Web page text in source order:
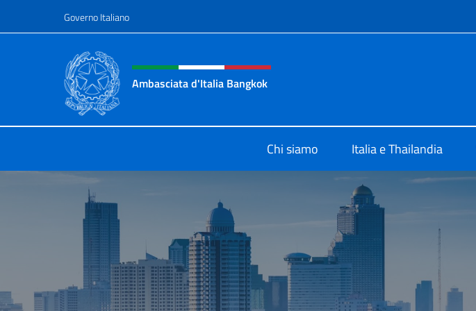
Governo Italiano
Intestazione sito, social e menù
Ambasciata d'Italia Bangkok
Chi siamo Italia e Thailandia